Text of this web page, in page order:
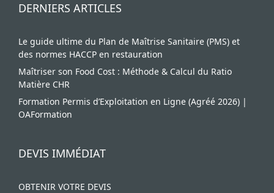
DERNIERS ARTICLES
Le guide ultime du Plan de Maîtrise Sanitaire (PMS) et
des normes HACCP en restauration
Maîtriser son Food Cost : Méthode & Calcul du Ratio
Matière CHR
Formation Permis d’Exploitation en Ligne (Agréé 2026) |
OAFormation
DEVIS IMMÉDIAT
OBTENIR VOTRE DEVIS